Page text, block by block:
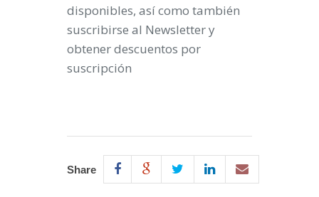
disponibles, así como también
suscribirse al Newsletter y
obtener descuentos por
suscripción
Share